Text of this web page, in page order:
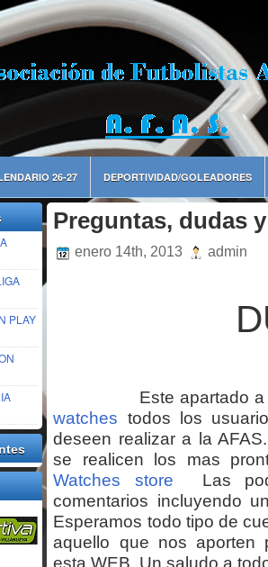
26-27 DEPORTIVIDAD/GOLEADORES
PLAY
Preguntas, dudas
enero 14th, 2013 admin
Este apartado a
watches todos los
deseen realizar a la
se realicen los mas
Watches store Las
comentarios incluyendo
Esperamos todo tipo de
aquello que nos aporten
esta WEB. Un saludo a